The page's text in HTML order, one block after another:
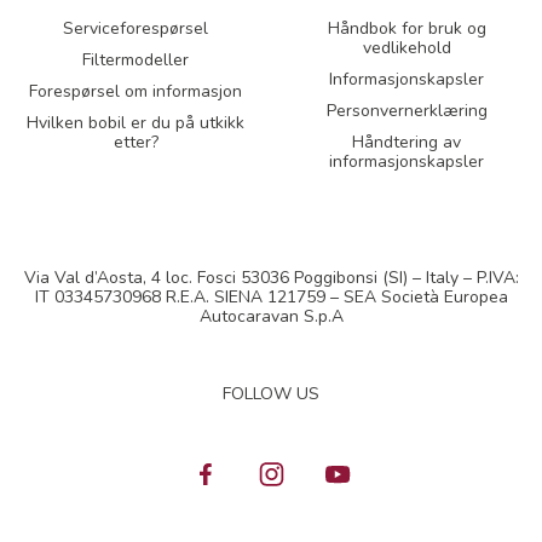
Serviceforespørsel
Filtermodeller
Forespørsel om informasjon
Hvilken bobil er du på utkikk
etter?
Håndbok for bruk og
vedlikehold
Informasjonskapsler
Personvernerklæring
Håndtering av
informasjonskapsler
Via Val d’Aosta, 4 loc. Fosci 53036 Poggibonsi (SI) – Italy – P.IVA:
IT 03345730968 R.E.A. SIENA 121759 – SEA Società Europea
Autocaravan S.p.A
FOLLOW US